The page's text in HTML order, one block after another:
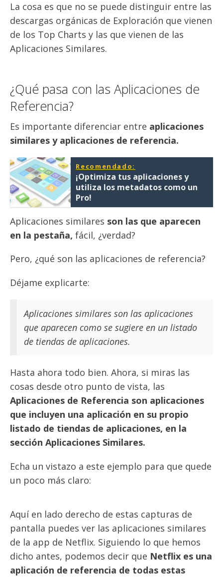
La cosa es que no se puede distinguir entre las
descargas orgánicas de Exploración que vienen
de los Top Charts y las que vienen de las
Aplicaciones Similares.
¿Qué pasa con las Aplicaciones de
Referencia?
Es importante diferenciar entre aplicaciones
similares y aplicaciones de referencia.
Recomendado:
¡Optimiza tus aplicaciones y
utiliza los metadatos como un
Pro!
Aplicaciones similares son las que aparecen
en la pestaña, fácil, ¿verdad?
Pero, ¿qué son las aplicaciones de referencia?
Déjame explicarte:
Aplicaciones similares son las aplicaciones
que aparecen como se sugiere en un listado
de tiendas de aplicaciones.
Hasta ahora todo bien. Ahora, si miras las
cosas desde otro punto de vista, las
Aplicaciones de Referencia son aplicaciones
que incluyen una aplicación en su propio
listado de tiendas de aplicaciones, en la
sección Aplicaciones Similares.
Echa un vistazo a este ejemplo para que quede
un poco más claro:
Aquí en lado derecho de estas capturas de
pantalla puedes ver las aplicaciones similares
de la app de Netflix. Siguiendo lo que hemos
dicho antes, podemos decir que Netflix es una
aplicación de referencia de todas estas